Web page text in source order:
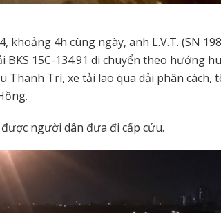
khoảng 4h cùng ngày, anh L.V.T. (SN
15C-134.91 di chuyển theo hướng
Thanh Trì, xe tải lao qua dải phân cách,
người dân đưa đi cấp cứu.